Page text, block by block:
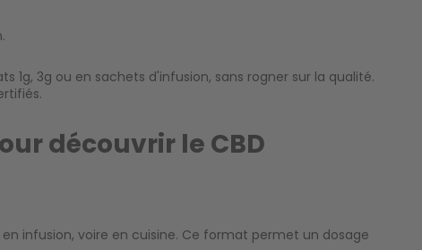
3g ou en sachets d'infusion, sans rogner sur la qualité.
découvrir le CBD
infusion, voire en cuisine. Ce format permet un dosage